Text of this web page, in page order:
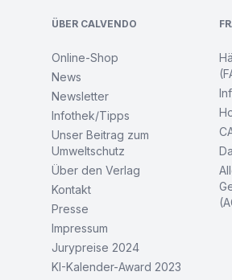
ÜBER CALVENDO
Online-Shop
News
Newsletter
Infothek/Tipps
Unser Beitrag zum
Umweltschutz
Über den Verlag
Kontakt
Presse
Impressum
Jurypreise 2024
KI-Kalender-Award 2023